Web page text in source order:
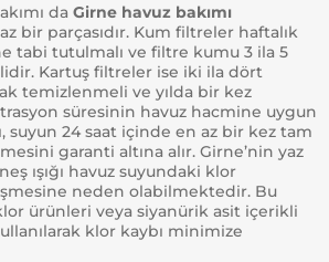
da Girne havuz bakımı
bir parçasıdır. Kum filtreler haftalık
tabi tutulmalı ve filtre kumu 3 ila 5
Kartuş filtreler ise iki ila dört
temizlenmeli ve yılda bir kez
süresinin havuz hacmine uygun
suyun 24 saat içinde en az bir kez tam
garanti altına alır. Girne’nin yaz
ışığı havuz suyundaki klor
neden olabilmektedir. Bu
ürünleri veya siyanürik asit içerikli
klor kaybı minimize